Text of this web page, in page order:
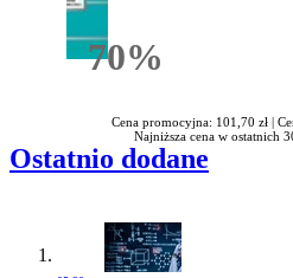
70%Rabatu
Cena promocyjna: 101,70 zł |
Najniższa cena w ostatnich
Ostatnio dodane